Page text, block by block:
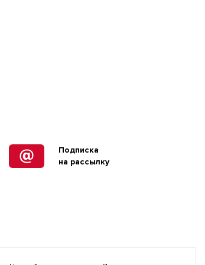
Подписка
на рассылку